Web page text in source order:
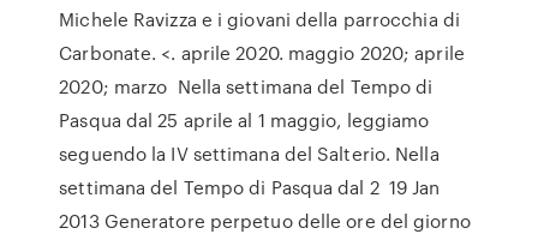
Michele Ravizza e i giovani della parrocchia di
Carbonate. <. aprile 2020. maggio 2020; aprile
2020; marzo Nella settimana del Tempo di
Pasqua dal 25 aprile al 1 maggio, leggiamo
seguendo la IV settimana del Salterio. Nella
settimana del Tempo di Pasqua dal 2 19 Jan
2013 Generatore perpetuo delle ore del giorno